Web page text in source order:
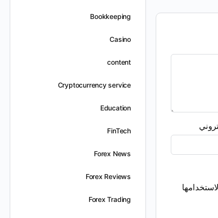
Bookkeeping
Casino
content
Cryptocurrency service
Education
FinTech
Forex News
Forex Reviews
Forex Trading